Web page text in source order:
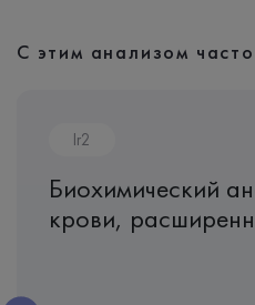
С этим анализом
Ir2
Биохимический
крови,